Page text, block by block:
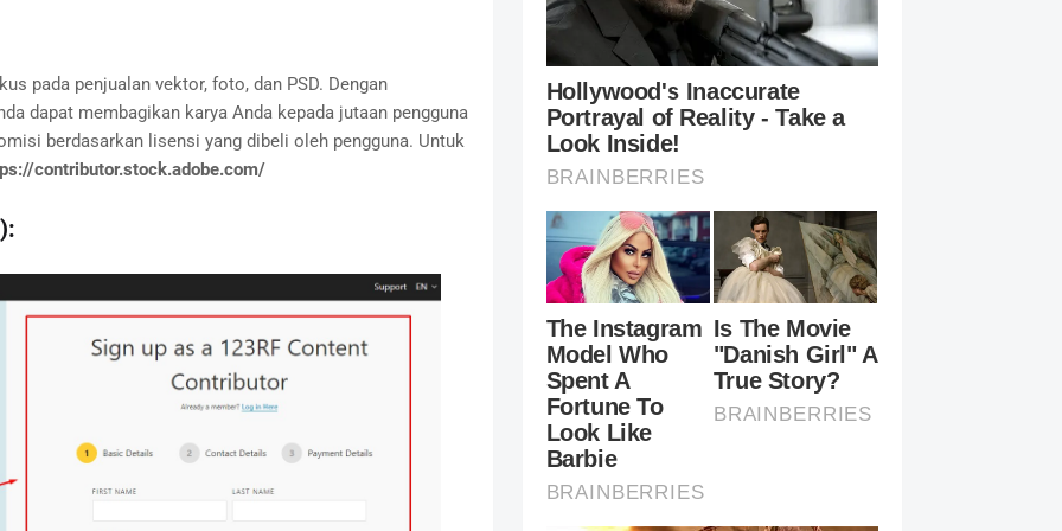
pada penjualan vektor, foto, dan PSD. Dengan
dapat membagikan karya Anda kepada jutaan pengguna
berdasarkan lisensi yang dibeli oleh pengguna. Untuk
contributor.stock.adobe.com/